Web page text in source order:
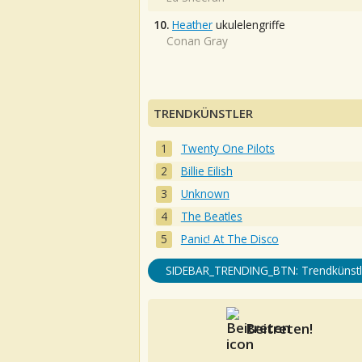
10. Heather ukulelengriffe
Conan Gray
TRENDKÜNSTLER
Twenty One Pilots
Billie Eilish
Unknown
The Beatles
Panic! At The Disco
SIDEBAR_TRENDING_BTN:
Beitreten!